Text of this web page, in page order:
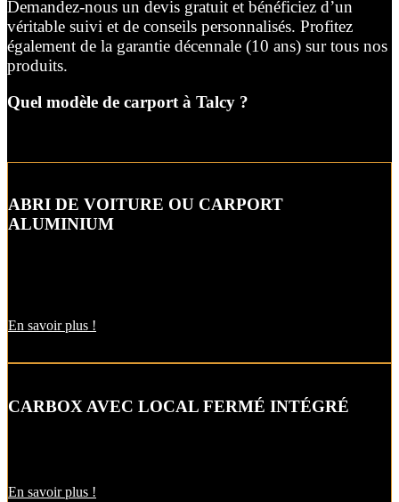
Demandez-nous un devis gratuit et bénéficiez d’un
véritable suivi et de conseils personnalisés. Profitez
également de la garantie décennale (10 ans) sur tous nos
produits.
Quel modèle de carport à Talcy ?
ABRI DE VOITURE OU CARPORT
ALUMINIUM
En savoir plus !
CARBOX AVEC LOCAL FERMÉ INTÉGRÉ
En savoir plus !